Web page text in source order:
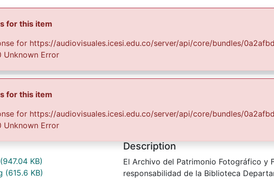
Cámara Juniors
(947.04 KB)
(615.6 KB)
Abstract
Description
El Archivo del Patrimonio Fotográfico y
responsabilidad de la Biblioteca
for this item
for https://audiovisuales.icesi.edu.co/server/api/core/bundles/
Unknown Error
for this item
for https://audiovisuales.icesi.edu.co/server/api/core/bundles/
Unknown Error